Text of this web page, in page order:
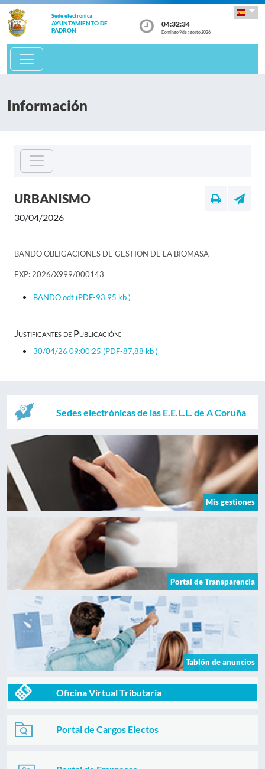
Sede electrónica
AYUNTAMIENTO DE
PADRÓN
04:32:34
Domingo 9 de agosto 2026
Información
URBANISMO
30/04/2026
BANDO OBLIGACIONES DE GESTION DE LA BIOMASA
EXP: 2026/X999/000143
BANDO.odt(PDF-93,95 kb )
Justificantes de Publicación:
30/04/26 09:00:25 (PDF-87,88 kb )
Sedes electrónicas de las E.E.L.L. de A Coruña
Mis gestiones
Portal de Transparencia
Tablón de anuncios
Oficina Virtual Tributaria
Portal de Cargos Electos